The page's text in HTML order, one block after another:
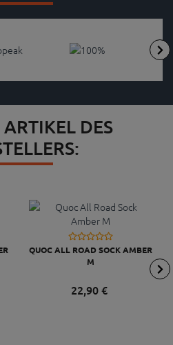
DES
QUOC ALL ROAD SOCK AMBER
M
22,90 €